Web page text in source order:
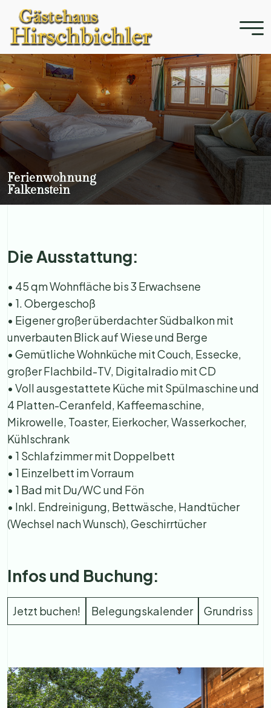
Ferienwohnung
Falkenstein
Die Ausstattung:
• 45 qm Wohnfläche bis 3 Erwachsene
• 1. Obergeschoß
• Eigener großer überdachter Südbalkon mit
unverbauten Blick auf Wiese und Berge
• Gemütliche Wohnküche mit Couch, Essecke,
großer Flachbild-TV, Digitalradio mit CD
• Voll ausgestattete Küche mit Spülmaschine und
4 Platten-Ceranfeld, Kaffeemaschine,
Mikrowelle, Toaster, Eierkocher, Wasserkocher,
Kühlschrank
• 1 Schlafzimmer mit Doppelbett
• 1 Einzelbett im Vorraum
• 1 Bad mit Du/WC und Fön
• Inkl. Endreinigung, Bettwäsche, Handtücher
(Wechsel nach Wunsch), Geschirrtücher
Infos und Buchung:
Jetzt buchen! Belegungskalender Grundriss